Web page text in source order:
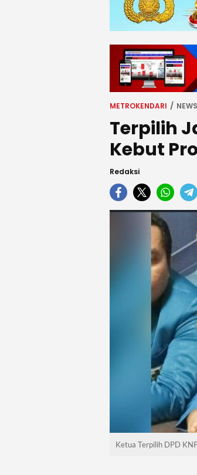
METROKENDARI NEWS
Terpilih
Kebut
Redaksi
Ketua Terpilih DPD